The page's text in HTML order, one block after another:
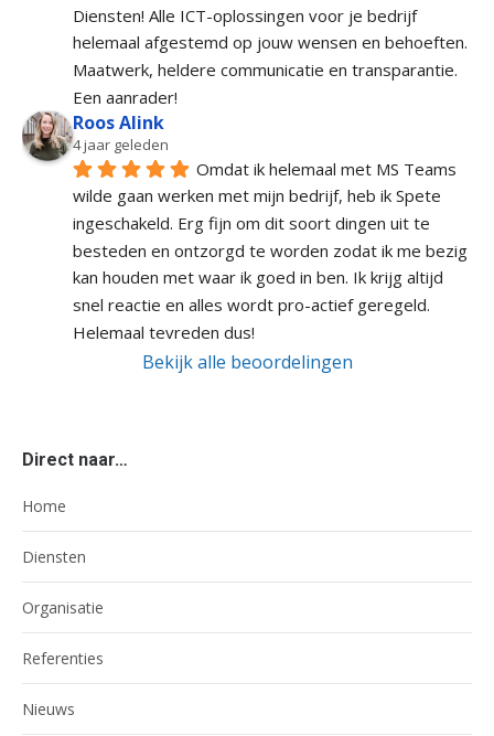
Diensten! Alle ICT-oplossingen voor je bedrijf
helemaal afgestemd op jouw wensen en behoeften.
Maatwerk, heldere communicatie en transparantie.
Een aanrader!
Roos Alink
4 jaar geleden
Omdat ik helemaal met MS Teams
wilde gaan werken met mijn bedrijf, heb ik Spete
ingeschakeld. Erg fijn om dit soort dingen uit te
besteden en ontzorgd te worden zodat ik me bezig
kan houden met waar ik goed in ben. Ik krijg altijd
snel reactie en alles wordt pro-actief geregeld.
Helemaal tevreden dus!
Bekijk alle beoordelingen
Direct naar…
Home
Diensten
Organisatie
Referenties
Nieuws